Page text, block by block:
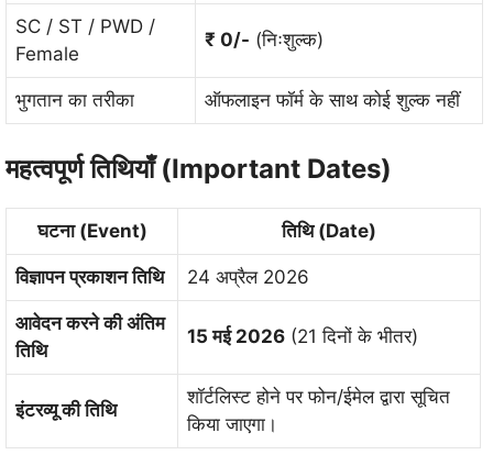
SC / ST / PWD /
Female
₹ 0/- (निःशुल्क)
भुगतान का तरीका ऑफलाइन फॉर्म के साथ कोई शुल्क नहीं
महत्वपूर्ण तिथियाँ (Important Dates)
घटना (Event) तिथि (Date)
विज्ञापन प्रकाशन तिथि 24 अप्रैल 2026
आवेदन करने की अंतिम
तिथि
15 मई 2026 (21 दिनों के भीतर)
इंटरव्यू की तिथि
शॉर्टलिस्ट होने पर फोन/ईमेल द्वारा सूचित
किया जाएगा।